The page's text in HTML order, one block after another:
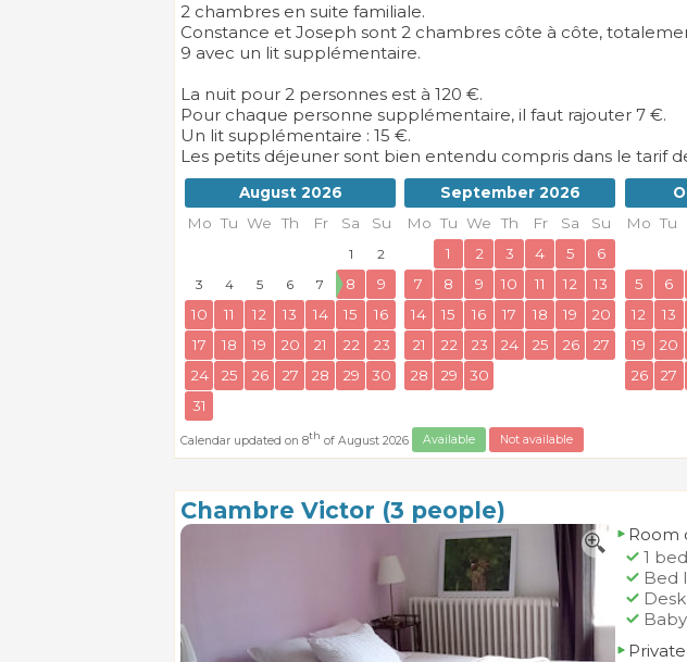
2 chambres en suite familiale.
Constance et Joseph sont 2 chambres côte à côte,
9 avec un lit supplémentaire.
La nuit pour 2 personnes est à 120 €.
Pour chaque personne supplémentaire, il faut rajouter 7 €.
Un lit supplémentaire : 15 €.
Les petits déjeuner sont bien entendu compris dans le tarif
August 2026
Mo Tu We Th Fr Sa Su
1
2
3
4 5 6 7 8
9
10
11 12 13 14 15
16
17
18 19 20 21 22
23
24
25 26 27 28 29
30
31
September 2026
Mo Tu We Th Fr Sa
Su
1
2 3 4 5
6
7
8 9 10 11 12
13
14
15 16 17 18 19
20
21
22 23 24 25 26
27
28
29 30
Mo Tu
5
6
12
13
19
20
26
27
Calendar updated on 8th of August 2026 Available Not available
Chambre Victor (3 people)
Room
1
Bed
Desk